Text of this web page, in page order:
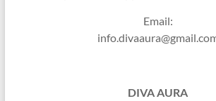
Email:
DIVA AURA